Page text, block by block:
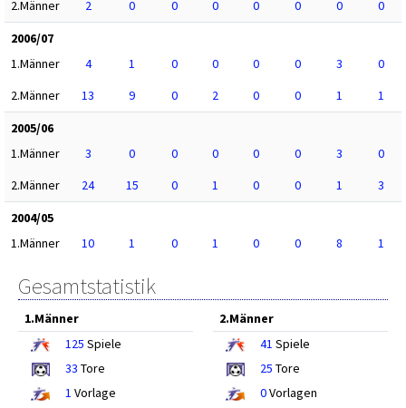
2.Männer
2 0 0 0 0 0 0
0
2006/07
1.Männer
4 1 0 0 0 0 3
0
2.Männer
13 9 0 2 0 0 1
1
2005/06
1.Männer
3 0 0 0 0 0 3
0
2.Männer
24 15 0 1 0 0 1
3
2004/05
1.Männer
10 1 0 1 0 0 8 1
Gesamtstatistik
1.Männer
125 Spiele
33 Tore
1 Vorlage
2.Männer
41 Spiele
25 Tore
0Vorlagen